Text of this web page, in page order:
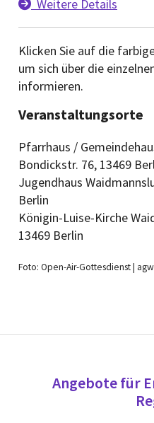
 Weitere Details
Klicken Sie auf die
um sich über die
informieren.
Veranstaltungsorte
Pfarrhaus /
Bondickstr. 76, 13469
Jugendhaus
Berlin
Königin-Luise-Kirche
13469 Berlin
Foto: Open-Air-Gottesdienst | agw
Angebote für